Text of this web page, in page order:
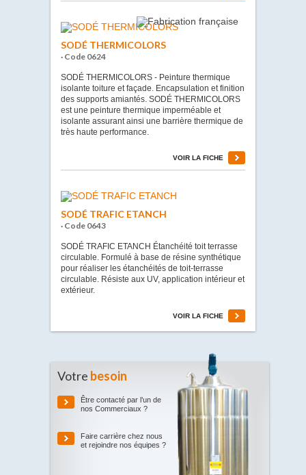
SODÉ THERMICOLORS
· Code 0624
SODÉ THERMICOLORS - Peinture thermique
isolante toiture et façade. Encapsulation et finition
des supports amiantés. SODÉ THERMICOLORS
est une peinture thermique imperméable et
isolante assurant ainsi une barrière thermique de
très haute performance.
VOIR LA FICHE
SODÉ TRAFIC ETANCH
· Code 0643
SODÉ TRAFIC ETANCH Étanchéité toit terrasse
circulable. Formulé à base de résine synthétique
pour réaliser les étanchéités de toit-terrasse
circulable. Résiste aux UV, application intérieur et
extérieur.
VOIR LA FICHE
Votre besoin
Être contacté par l’un de
nos Commerciaux ?
Faire carrière chez nous
et rejoindre nos équipes ?